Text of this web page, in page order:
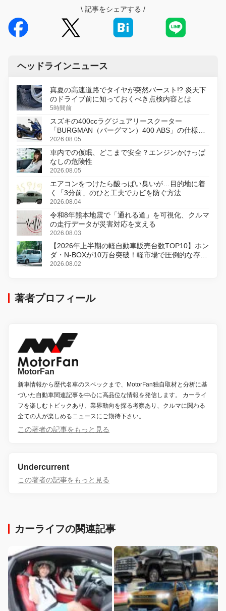
\ 記事をシェアする /
ヘッドラインニュース
真夏の高速道路でタイヤが突然バースト!? 炎天下
のドライブ前に知っておくべき点検内容とは
5時間前
スズキの400ccラグジュアリースクーター
「BURGMAN（バーグマン）400 ABS」の仕様を
変更し、8月18日に発売
2026.08.05
車内での仮眠、どこまで安全？エンジンかけっぱ
なしの危険性
2026.08.05
エアコンをつけたら酸っぱい臭いが…目的地に着
く「3分前」のひと工夫でカビを防ぐ方法
2026.08.04
令和8年熊本地震で「通れる道」を可視化、クルマ
の走行データが災害対応を支える
2026.08.03
【2026年上半期の軽自動車販売台数TOP10】ホン
ダ・N-BOXが10万台突破！軽市場で圧倒的な存在
感
2026.08.02
著者プロフィール
MotorFan
新車情報から歴代名車のスペックまで、MotorFan独自取材と分析に基
づいた自動車関連記事を中心に高品位な情報を発信します。 カーライ
フを楽しむトピックあり、業界動向を探る考察あり、クルマに関わる
全ての人が楽しめるニュースにご期待下さい。
この著者の記事をもっと見る
Undercurrent
この著者の記事をもっと見る
カーライフの関連記事